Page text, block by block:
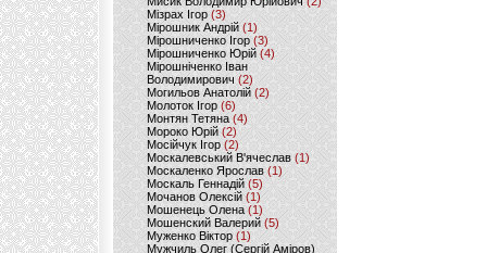
Мізрах Ігор(3)
Мірошник Андрій(1)
Мірошниченко Ігор (3)
Мірошниченко Юрій(4)
Мірошніченко Іван
Володимирович (2)
Могильов Анатолій (2)
Молоток Ігор (6)
Монтян Тетяна (4)
Мороко Юрій(2)
Мосійчук Ігор (2)
Москалевський В'ячеслав (1)
Москаленко Ярослав (1)
Москаль Геннадій (5)
Мочанов Олексій(1)
Мошенець Олена(1)
Мошенский Валерий (5)
Муженко Віктор (1)
Мужчиль Олег (Сергій Аміров)